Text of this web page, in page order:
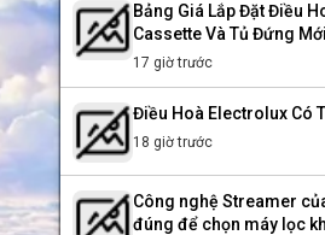
Bảng Giá Lắp Đặt Điều
Cassette Và Tủ Đứng
17 giờ trước
Điều Hoà Electrolux Có
18 giờ trước
Công nghệ Streamer
đúng để chọn máy lọc